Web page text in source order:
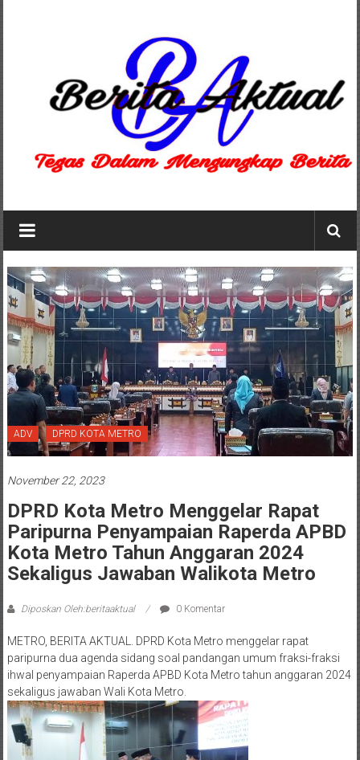
Berita
Aktual
berita
terpercaya
ADV DPRD KOTA METRO
November 22, 2023
DPRD Kota Metro Menggelar Rapat
Paripurna Penyampaian Raperda APBD
Kota Metro Tahun Anggaran 2024
Sekaligus Jawaban Walikota Metro
Diposkan Oleh:beritaaktual 0 Komentar
METRO, BERITA AKTUAL. DPRD Kota Metro menggelar rapat
paripurna dua agenda sidang soal pandangan umum fraksi-fraksi
ihwal penyampaian Raperda APBD Kota Metro tahun anggaran 2024
sekaligus jawaban Wali Kota Metro.